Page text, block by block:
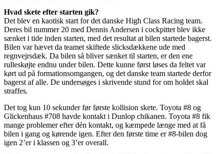
Hvad skete efter starten gik?
Det blev en kaotisk start for det danske High Class Racing team.
Deres bil nummer 20 med Dennis Andersen i cockpittet blev ikke
sænket i tide inden starten, med det resultat at bilen startede bagerst.
Bilen var hævet da teamet skiftede slicksdækkene ude med
regnvejrsdæk. Da bilen så bliver sænket til starten, er den ene
rulleskøjte endnu under bilen. Dette kunne først løses da feltet var
kørt ud på formationsomgangen, og det danske team startede derfor
bagerst af alle. De undersøges i skrivende stund for om holdet skal
straffes.
Det tog kun 10 sekunder før første kollision skete. Toyota #8 og
Glickenhaus #708 havde kontakt i Dunlop chikanen. Toyota #8 fik
mange problemer efter dén kontakt, og kæmpede længe med at få
bilen i gang og kørende igen. Efter den første time er #8-bilen dog
igen 2’er i klassen og 3’er overall.